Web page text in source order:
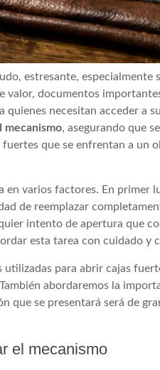
estresante, especialmente
documentos
necesitan acceder a
mecanismo, asegurando que
que se enfrentan a un
varios factores. En primer
de reemplazar
intento de apertura que
esta tarea con cuidado y
para abrir cajas
abordaremos la
que se presentará será de
el mecanismo